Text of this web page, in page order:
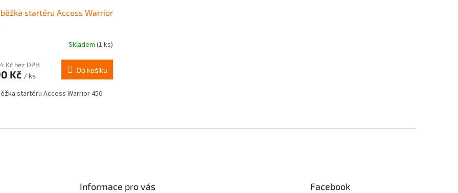
startéru Access Warrior
Skladem (1 ks)
Kč bez DPH
Kč / ks
Do košíku
startéru Access Warrior 450
v
Informace pro vás Facebook